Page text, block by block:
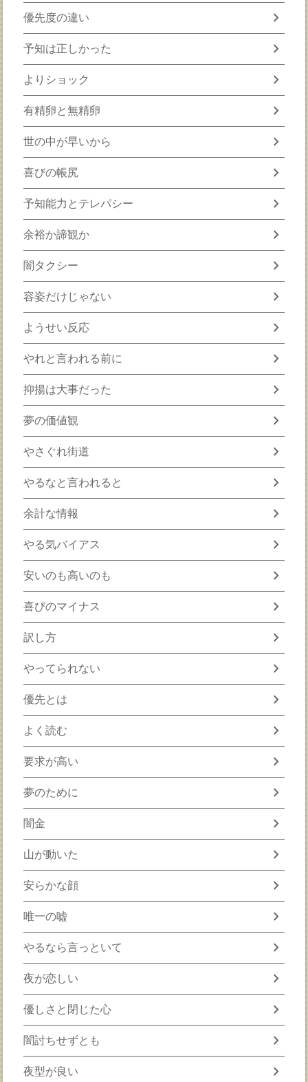
優先度の違い chevron_right
予知は正しかった chevron_right
よりショック chevron_right
有精卵と無精卵 chevron_right
世の中が早いから chevron_right
喜びの帳尻 chevron_right
予知能力とテレパシー chevron_right
余裕か諦観か chevron_right
闇タクシー chevron_right
容姿だけじゃない chevron_right
ようせい反応 chevron_right
やれと言われる前に chevron_right
抑揚は大事だった chevron_right
夢の価値観 chevron_right
やさぐれ街道 chevron_right
やるなと言われると chevron_right
余計な情報 chevron_right
やる気バイアス chevron_right
安いのも高いのも chevron_right
喜びのマイナス chevron_right
訳し方 chevron_right
やってられない chevron_right
優先とは chevron_right
よく読む chevron_right
要求が高い chevron_right
夢のために chevron_right
闇金 chevron_right
山が動いた chevron_right
安らかな顔 chevron_right
唯一の嘘 chevron_right
やるなら言っといて chevron_right
夜が恋しい chevron_right
優しさと閉じた心 chevron_right
闇討ちせずとも chevron_right
夜型が良い chevron_right